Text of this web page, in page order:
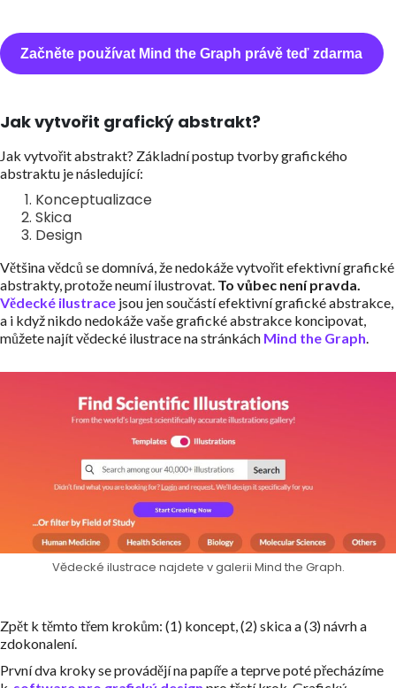
Začněte používat Mind the Graph právě teď zdarma
Jak vytvořit grafický abstrakt?
Jak vytvořit abstrakt? Základní postup tvorby grafického
abstraktu je následující:
Konceptualizace
Skica
Design
Většina vědců se domnívá, že nedokáže vytvořit efektivní grafické
abstrakty, protože neumí ilustrovat. To vůbec není pravda.
Vědecké ilustrace jsou jen součástí efektivní grafické abstrakce,
a i když nikdo nedokáže vaše grafické abstrakce koncipovat,
můžete najít vědecké ilustrace na stránkách Mind the Graph
Vědecké ilustrace najdete v galerii Mind the Graph.
Zpět k těmto třem krokům: (1) koncept, (2) skica a (3) návrh a
zdokonalení.
První dva kroky se provádějí na papíře a teprve poté přecházíme